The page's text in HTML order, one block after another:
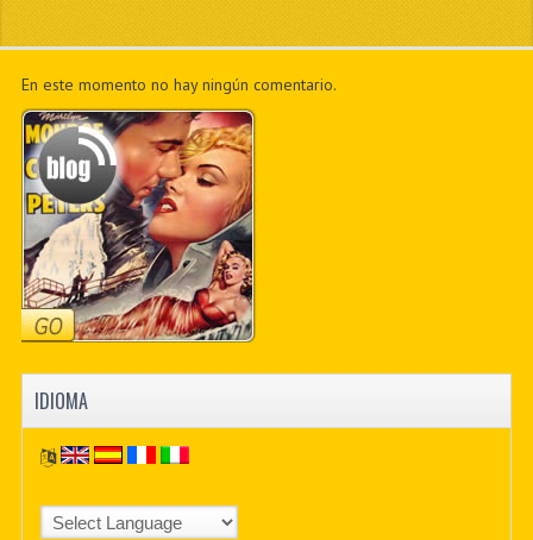
MIS DATOS
PDF BOOKS
CUSTOM PDF
En este momento no hay ningún comentario.
IDIOMA